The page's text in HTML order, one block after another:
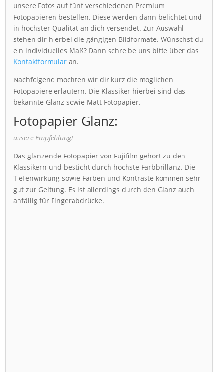
unsere Fotos auf fünf verschiedenen Premium
Fotopapieren bestellen. Diese werden dann belichtet und
in höchster Qualität an dich versendet. Zur Auswahl
stehen dir hierbei die gängigen Bildformate. Wünschst du
ein individuelles Maß? Dann schreibe uns bitte über das
Kontaktformular an.
Nachfolgend möchten wir dir kurz die möglichen
Fotopapiere erläutern. Die Klassiker hierbei sind das
bekannte Glanz sowie Matt Fotopapier.
Fotopapier Glanz:
unsere Empfehlung!
Das glänzende Fotopapier von Fujifilm gehört zu den
Klassikern und besticht durch höchste Farbbrillanz. Die
Tiefenwirkung sowie Farben und Kontraste kommen sehr
gut zur Geltung. Es ist allerdings durch den Glanz auch
anfällig für Fingerabdrücke.